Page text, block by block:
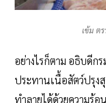
เข้ม ต
อย่างไรก็ตาม อธิบดี
ประทานเนื้อสัตว์ปรุง
ทำลายได้ด้วยความร้